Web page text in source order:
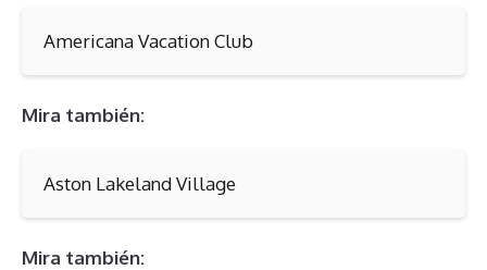
Americana Vacation Club
Mira también:
Aston Lakeland Village
Mira también: